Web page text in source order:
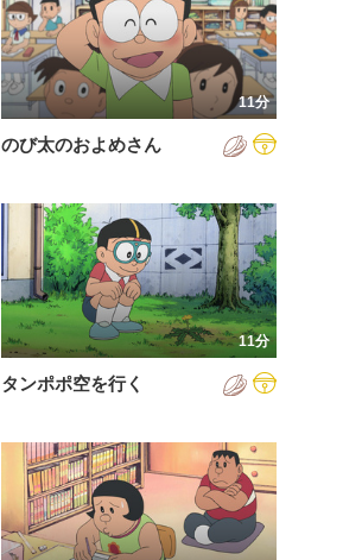
11分
のび太のおよめさん
11分
タンポポ空を行く